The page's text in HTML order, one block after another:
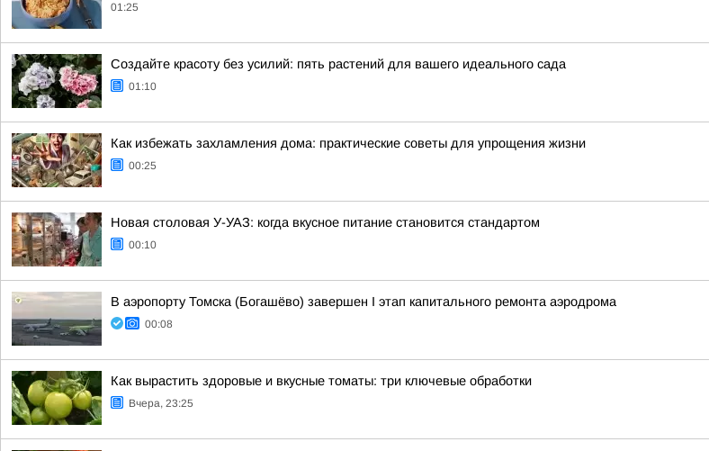
01:25
Создайте красоту без усилий: пять растений для вашего идеального сада
01:10
Как избежать захламления дома: практические советы для упрощения жизни
00:25
Новая столовая У-УАЗ: когда вкусное питание становится стандартом
00:10
В аэропорту Томска (Богашёво) завершен I этап капитального ремонта аэродрома
00:08
Как вырастить здоровые и вкусные томаты: три ключевые обработки
Вчера, 23:25